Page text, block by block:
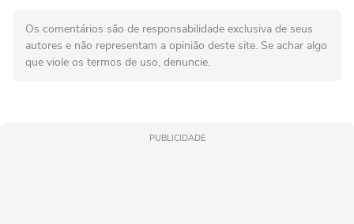
Os comentários são de responsabilidade exclusiva de seus
autores e não representam a opinião deste site. Se achar algo
que viole os termos de uso, denuncie.
PUBLICIDADE